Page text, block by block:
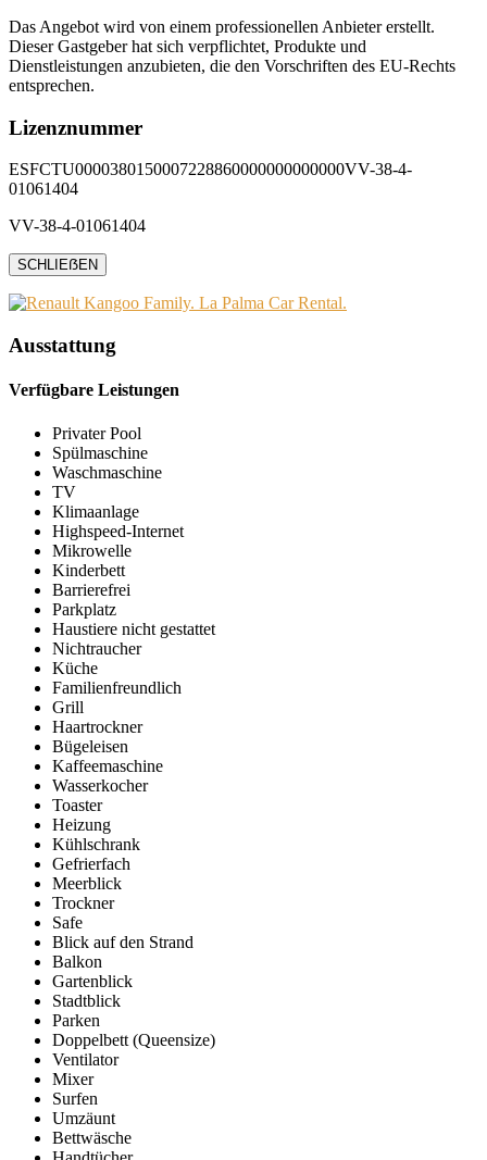
Das Angebot wird von einem professionellen Anbieter erstellt.
Dieser Gastgeber hat sich verpflichtet, Produkte und
Dienstleistungen anzubieten, die den Vorschriften des EU-Rechts
entsprechen.
Lizenznummer
ESFCTU0000380150007228860000000000000VV-38-4-
01061404
VV-38-4-01061404
SCHLIEẞEN
Ausstattung
Verfügbare Leistungen
Privater Pool
Spülmaschine
Waschmaschine
TV
Klimaanlage
Highspeed-Internet
Mikrowelle
Kinderbett
Barrierefrei
Parkplatz
Haustiere nicht gestattet
Nichtraucher
Küche
Familienfreundlich
Grill
Haartrockner
Bügeleisen
Kaffeemaschine
Wasserkocher
Toaster
Heizung
Kühlschrank
Gefrierfach
Meerblick
Trockner
Safe
Blick auf den Strand
Balkon
Gartenblick
Stadtblick
Parken
Doppelbett (Queensize)
Ventilator
Mixer
Surfen
Umzäunt
Bettwäsche